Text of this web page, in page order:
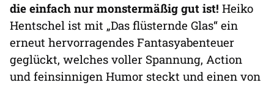
die einfach nur monstermäßig gut ist! Heiko
Hentschel ist mit „Das flüsternde Glas“ ein
erneut hervorragendes Fantasyabenteuer
geglückt, welches voller Spannung, Action
und feinsinnigen Humor steckt und einen von